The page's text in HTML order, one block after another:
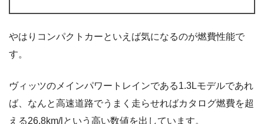
やはりコンパクトカーといえば気になるのが燃費性能で
す。
ヴィッツのメインパワートレインである1.3Lモデルであれ
ば、なんと高速道路でうまく走らせればカタログ燃費を超
える26.8km/lという高い数値を出しています。